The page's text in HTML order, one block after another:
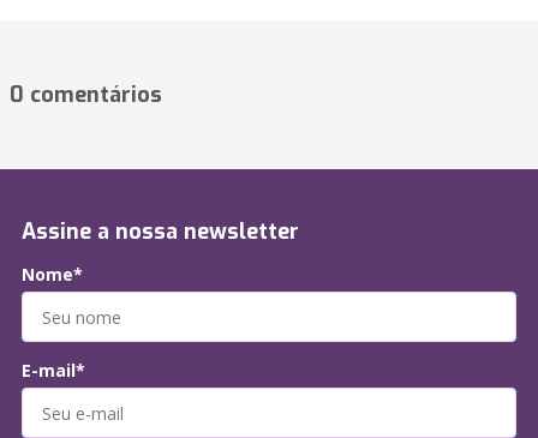
0 comentários
Assine a nossa newsletter
Nome*
E-mail*